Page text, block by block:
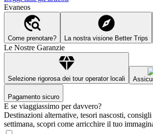
Evaneos
Come prenotare? La nostra visione Better Trips
Le Nostre Garanzie
Selezione rigorosa dei tour operator locali
Pagamento sicuro
E se viaggiassimo per davvero?
Destinazioni alternative, tesori nascosti,
settimana, scopri come arricchire il tuo